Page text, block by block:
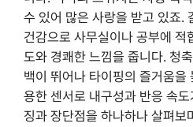
수 있어 많은 사랑을 받고 있죠.
건감으로 사무실이나 공부에 적
도와 경쾌한 느낌을 줍니다. 청
백이 뛰어나 타이핑의 즐거움을
용한 센서로 내구성과 반응 속
징과 장단점을 하나하나 살펴보